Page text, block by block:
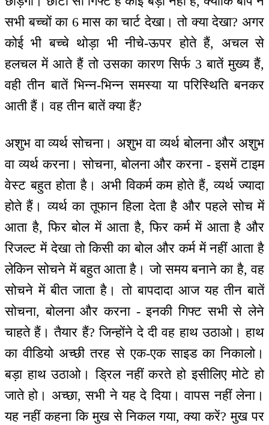
सभी बच्चों का 6 मास का चार्ट देखा। तो क्या देखा? अगर
कोई भी बच्चे थोड़ा भी नीचे-ऊपर होते हैं, अचल से
हलचल में आते हैं तो उसका कारण सिर्फ 3 बातें मुख्य हैं,
वही तीन बातें भिन्न-भिन्न समस्या या परिस्थिति बनकर
आती हैं। वह तीन बातें क्या हैं?
अशुभ वा व्यर्थ सोचना। अशुभ वा व्यर्थ बोलना और अशुभ
वा व्यर्थ करना। सोचना, बोलना और करना - इसमें टाइम
वेस्ट बहुत होता है। अभी विकर्म कम होते हैं, व्यर्थ ज्यादा
होते हैं। व्यर्थ का तूफान हिला देता है और पहले सोच में
आता है, फिर बोल में आता है, फिर कर्म में आता है और
रिजल्ट में देखा तो किसी का बोल और कर्म में नहीं आता है
लेकिन सोचने में बहुत आता है। जो समय बनाने का है, वह
सोचने में बीत जाता है। तो बापदादा आज यह तीन बातें
सोचना, बोलना और करना - इनकी गिफ्ट सभी से लेने
चाहते हैं। तैयार हैं? जिन्होंने दे दी वह हाथ उठाओ। हाथ
का वीडियो अच्छी तरह से एक-एक साइड का निकालो।
बड़ा हाथ उठाओ। ड्रिल नहीं करते हो इसीलिए मोटे हो
जाते हो। अच्छा, सभी ने यह दे दिया। वापस नहीं लेना।
यह नहीं कहना कि मुख से निकल गया, क्या करें? मुख पर